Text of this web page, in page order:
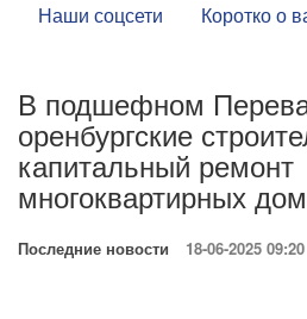
Наши соцсети
Коротко о
В подшефном
оренбургские
капитальный ремонт
многоквартирных
Последние новости 18-06-2025 09:20